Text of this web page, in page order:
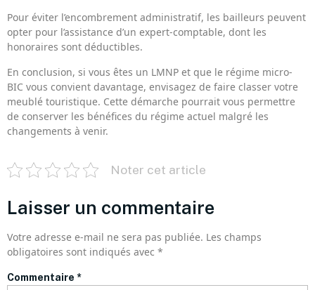
Pour éviter l’encombrement administratif, les bailleurs peuvent
opter pour l’assistance d’un expert-comptable, dont les
honoraires sont déductibles.
En conclusion, si vous êtes un LMNP et que le régime micro-
BIC vous convient davantage, envisagez de faire classer votre
meublé touristique. Cette démarche pourrait vous permettre
de conserver les bénéfices du régime actuel malgré les
changements à venir.
Noter cet article
Laisser un commentaire
Votre adresse e-mail ne sera pas publiée. Les champs
obligatoires sont indiqués avec *
Commentaire *